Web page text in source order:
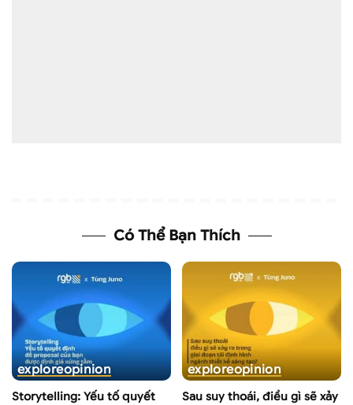
Có Thể Bạn Thích
exploreopinion
Storytelling: Yếu tố quyết
exploreopinion
Sau suy thoái, điều gì sẽ xảy